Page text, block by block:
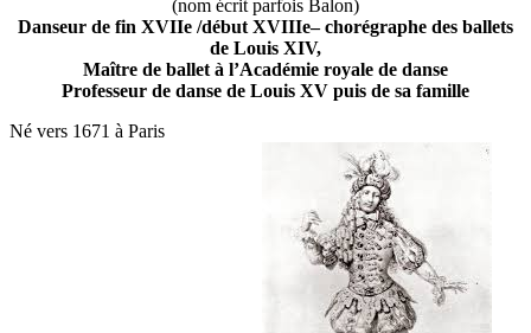
(nom écrit parfois Balon)
Danseur de fin XVIIe /début XVIIIe– chorégraphe des ballets
de Louis XIV,
Maître de ballet à l’Académie royale de danse
Professeur de danse de Louis XV puis de sa famille
Né vers 1671 à Paris